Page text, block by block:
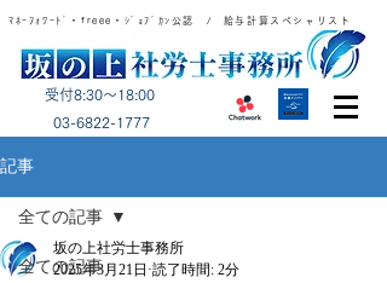
ﾏﾈｰﾌｫﾜｰﾄﾞ・freee・ｼﾞｮﾌﾞｶﾝ公認 / 給与計算スペシャリスト
受付8:30～18:00
​03-6822-1777
記事
全ての記事
全ての記事
坂の上社労士事務所
2025年3月21日 読了時間: 2分